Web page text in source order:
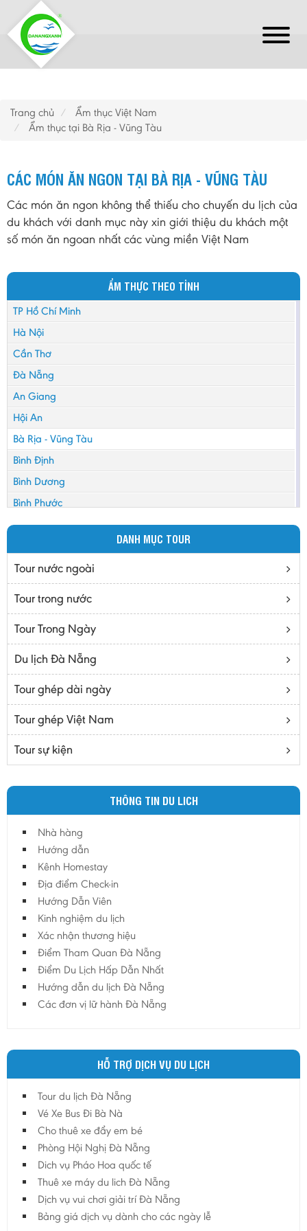
Trang chủ
Ẩm thục Việt Nam
Ẩm thục tại Bà Rịa - Vũng Tàu
CÁC MÓN ĂN NGON TẠI BÀ RỊA - VŨNG TÀU
Các món ăn ngon không thể thiếu cho chuyến du lịch của
du khách với danh mục này xin giới thiệu du khách một
số món ăn ngoan nhất các vùng miền Việt Nam
ẨM THỰC THEO TỈNH
TP Hồ Chí Minh
Hà Nội
Cần Thơ
Đà Nẵng
An Giang
Hội An
Bà Rịa - Vũng Tàu
Bình Định
Bình Dương
Bình Phước
Bình Thuận
Bắc Giang
Bắc Ninh
Bến Tre
Cà mau
Cao Bằng
Daknông
Đồng Nai
Đồng Tháp
Đắc Lắc
Hà Nam
Hà Tĩnh
Hà Tây
Hòa Bình
Hậu Giang
Hải Dương
Hải Phòng
Hưng Yên
Lào Cai
Lâm Đồng
Lai Châu
Lạng Sơn
Long An
Nam Định
Nghệ An
DANH MỤC TOUR
Tour nước ngoài
Tour trong nước
Tour Trong Ngày
Du lịch Đà Nẵng
Tour ghép dài ngày
Tour ghép Việt Nam
Tour sự kiện
THÔNG TIN DU LICH
Nhà hàng
Hướng dẫn
Kênh Homestay
Địa điểm Check-in
Hướng Dẫn Viên
Kinh nghiệm du lịch
Xác nhận thương hiệu
Điểm Tham Quan Đà Nẵng
Điểm Du Lịch Hấp Dẫn Nhất
Hướng dẫn du lịch Đà Nẵng
Các đơn vị lữ hành Đà Nẵng
HỖ TRỢ DỊCH VỤ DU LỊCH
Tour du lịch Đà Nẵng
Vé Xe Bus Đi Bà Nà
Cho thuê xe đẩy em bé
Phòng Hội Nghị Đà Nẵng
Dich vụ Pháo Hoa quốc tế
Thuê xe máy du lich Đà Nẵng
Dịch vụ vui chơi giải trí Đà Nẵng
Bảng giá dịch vụ dành cho các ngày lễ